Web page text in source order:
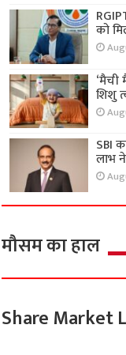
को
‘मैची
शिशु
SBI
लाभ
मौसम का हाल
Share Market